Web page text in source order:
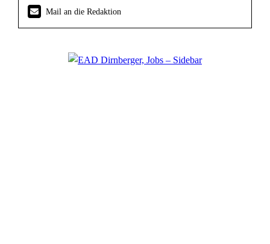
Mail an die Redaktion